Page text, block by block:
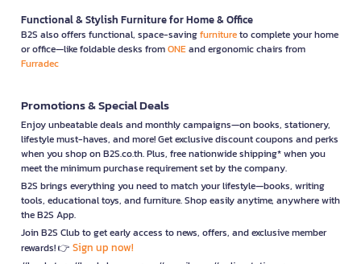
Functional & Stylish Furniture for Home & Office
B2S also offers functional, space-savingfurnitureto complete your home
or office—like foldable desks fromONEand ergonomic chairs from
Furradec
Promotions & Special Deals
Enjoy unbeatable deals and monthly campaigns—on books, stationery,
lifestyle must-haves, and more! Get exclusive discount coupons and perks
when you shop on B2S.co.th. Plus, free nationwide shipping* when you
meet the minimum purchase requirement set by the company.
B2S brings everything you need to match your lifestyle—books, writing
tools, educational toys, and furniture. Shop easily anytime, anywhere with
the B2S App.
Join B2S Club to get early access to news, offers, and exclusive member
rewards! 👉 Sign up now!